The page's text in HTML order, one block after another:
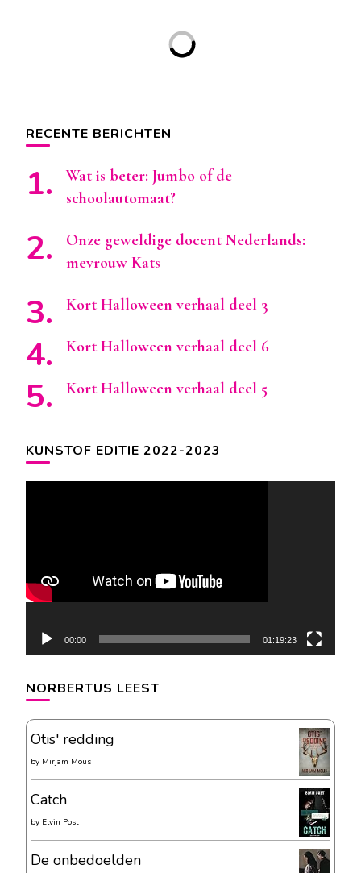
RECENTE BERICHTEN
Wat is beter: Jumbo of de
schoolautomaat?
Onze geweldige docent Nederlands:
mevrouw Kats
Kort Halloween verhaal deel 3
Kort Halloween verhaal deel 6
Kort Halloween verhaal deel 5
KUNSTOF EDITIE 2022-2023
00:00 01:19:23
NORBERTUS LEEST
Otis' redding
by Mirjam Mous
Catch
by Elvin Post
De onbedoelden